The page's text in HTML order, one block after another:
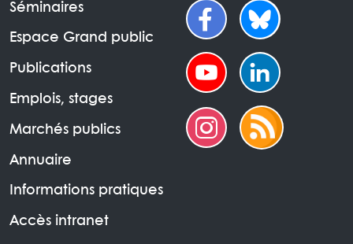
Séminaires
Espace Grand public
Publications
Emplois, stages
Marchés publics
Annuaire
Informations pratiques
Accès intranet